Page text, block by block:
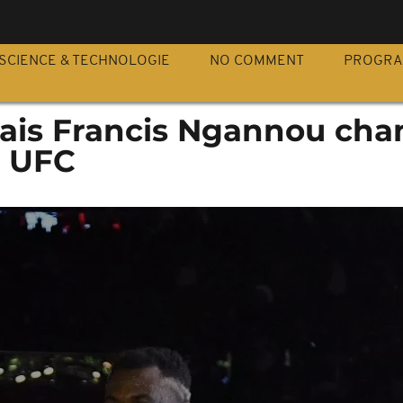
SCIENCE & TECHNOLOGIE NO COMMENT
Francis Ngannou